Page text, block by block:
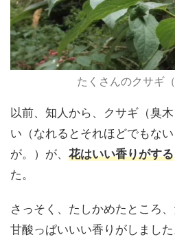
たくさんのクサギ
以前、知人から、クサギ（臭
い（なれるとそれほどでもな
が。）が、 花はいい香りがする
た。
さっそく、たしかめたところ
甘酸っぱいいい香りがしました